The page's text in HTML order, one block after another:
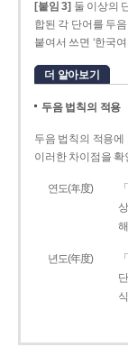
[붙임 3] 둘 이상의
합된 각 단어를 두
붙여서 쓰면 ‘한국
더 알아보기
두음 법칙의 적용
두음 법칙의 적용에
이러한 차이점을 확
연도(年度)
년도(年度)